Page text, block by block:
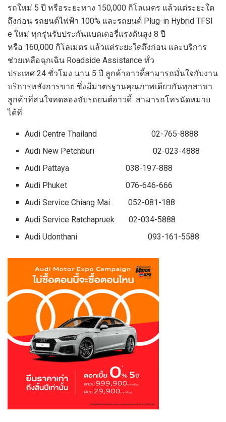
รถใหม่ 5 ปี หรือระยะทาง 150,000 กิโลเมตร แล้วแต่ระยะใด
ถึงก่อน รถยนต์ไฟฟ้า 100% และรถยนต์ Plug-in Hybrid TFSI
e ใหม่ ทุกรุ่นรับประกันแบตเตอรี่แรงดันสูง 8 ปี
หรือ 160,000 กิโลเมตร แล้วแต่ระยะใดถึงก่อน และบริการ
ช่วยเหลือฉุกเฉิน Roadside Assistance ทั่ว
ประเทศ 24 ชั่วโมง นาน 5 ปี ลูกค้าอาวดี้สามารถมั่นใจกับงาน
บริการหลังการขาย ซึ่งมีมาตรฐานคุณภาพเดียวกันทุกสาขา
ลูกค้าที่สนใจทดลองขับรถยนต์อาวดี้ สามารถโทรนัดหมาย
ได้ที่
Audi Centre Thailand 02-765-8888
Audi New Petchburi 02-023-4888
Audi Pattaya 038-197-888
Audi Phuket 076-646-666
Audi Service Chiang Mai 052-081-188
Audi Service Ratchapruek 02-034-5888
Audi Udonthani 093-161-5588